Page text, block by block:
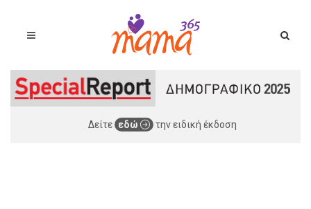
Δείτε εδώ την ειδική έκδοση